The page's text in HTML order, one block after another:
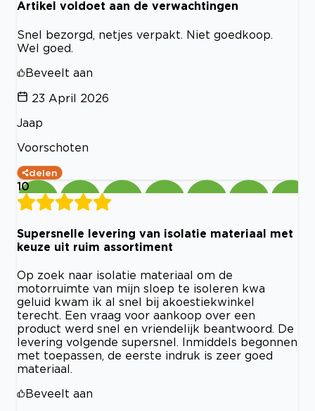
Artikel voldoet aan de verwachtingen
Snel bezorgd, netjes verpakt. Niet goedkoop.
Wel goed.
Beveelt aan
23 April 2026
Jaap
Voorschoten
delen
10
Supersnelle levering van isolatie materiaal met
keuze uit ruim assortiment
Op zoek naar isolatie materiaal om de
motorruimte van mijn sloep te isoleren kwa
geluid kwam ik al snel bij akoestiekwinkel
terecht. Een vraag voor aankoop over een
product werd snel en vriendelijk beantwoord. De
levering volgende supersnel. Inmiddels begonnen
met toepassen, de eerste indruk is zeer goed
materiaal.
Beveelt aan